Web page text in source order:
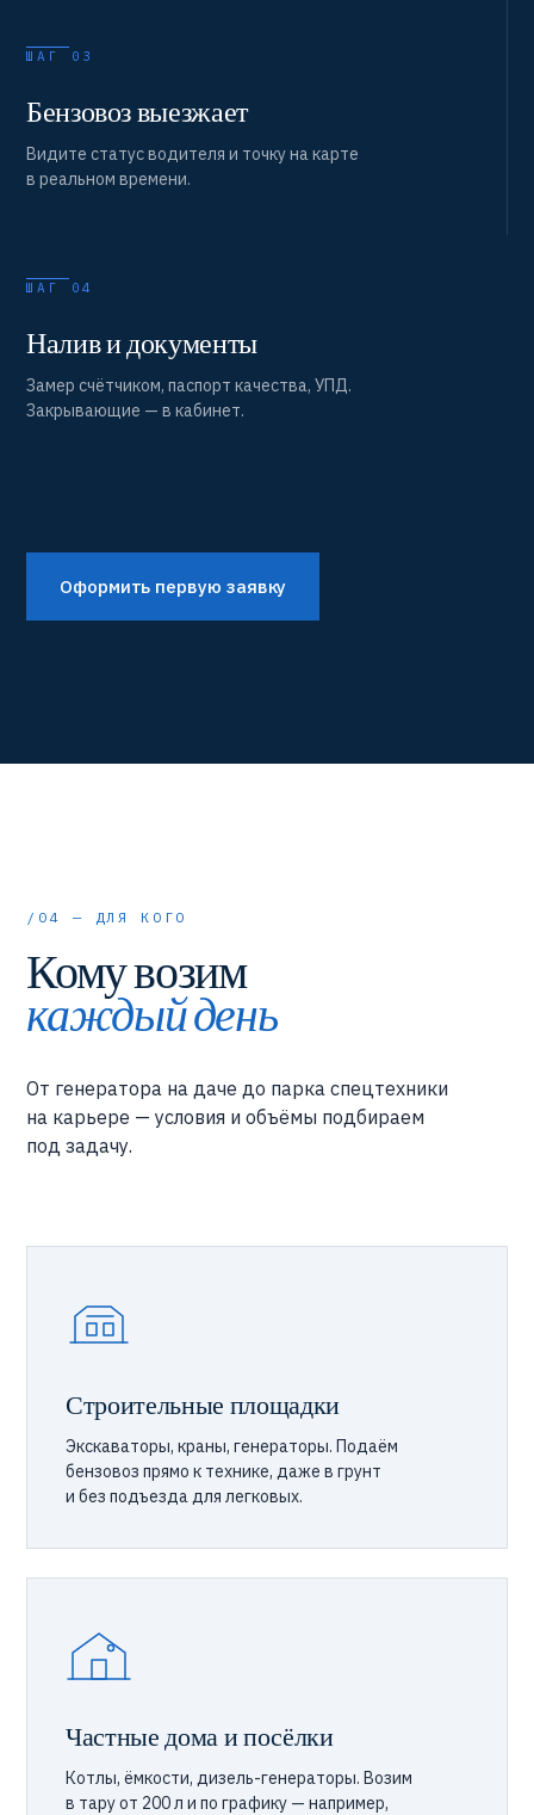
ШАГ 03
Бензовоз выезжает
Видите статус водителя и точку на карте
в реальном времени.
ШАГ 04
Налив и документы
Замер счётчиком, паспорт качества, УПД.
Закрывающие — в кабинет.
Оформить первую заявку
/04 — ДЛЯ КОГО
Кому возим
каждый день
От генератора на даче до парка спецтехники
на карьере — условия и объёмы подбираем
под задачу.
Строительные площадки
Экскаваторы, краны, генераторы. Подаём
бензовоз прямо к технике, даже в грунт
и без подъезда для легковых.
Частные дома и посёлки
Котлы, ёмкости, дизель-генераторы. Возим
в тару от 200 л и по графику — например,